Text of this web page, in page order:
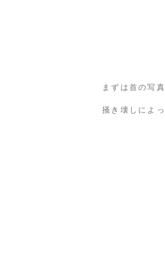
まずは首の写真
掻き壊しによ